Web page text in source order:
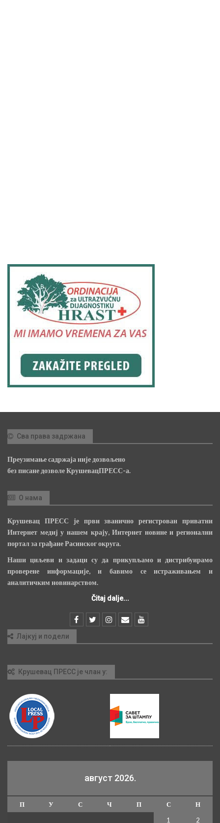
Сва права задржана
Преузимање садржаја није дозвољено
без писане дозволе КрушевацПРЕСС-а.
О нама
Крушевац ПРЕСС је први званично регистрован приватни
Интернет медиј у нашем крају, Интернет новине и регионални
портал за грађане Расинског округа.
Наши циљеви и задаци су да прикупљамо и дистрибуирамо
проверене информације, и бавимо се истраживањем и
аналитичким новинарством.
Čitaj dalje...
Лајкуј и подели
Крушевац ПРЕСС је члан у:
август 2026.
П У С Ч П С
Н
1
2